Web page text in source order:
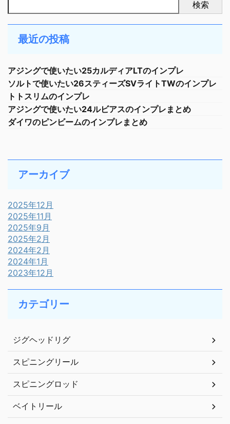
検索
最近の投稿
アジングで使いたい25カルディアLTのインプレ
ソルトで使いたい26スティーズSVライトTWのインプレ
トトスリムのインプレ
アジングで使いたい24ルビアスのインプレまとめ
ダイワのピンビームのインプレまとめ
アーカイブ
2025年12月
2025年11月
2025年9月
2025年2月
2024年2月
2024年1月
2023年12月
カテゴリー
ジグヘッドリグ
スピニングリール
スピニングロッド
ベイトリール